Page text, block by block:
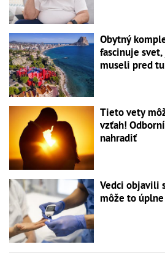
Obytný
fascinuje
museli pred
Tieto vety
vzťah!
nahradiť
Vedci objavili
môže to